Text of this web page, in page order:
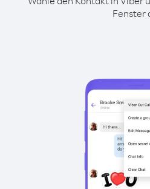
Fenster